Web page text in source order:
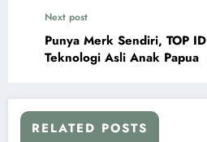
Next post
Punya Merk Sendiri, TOP
Teknologi Asli Anak Papua
RELATED POSTS